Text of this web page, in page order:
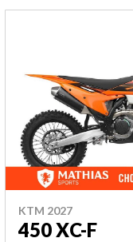
KTM 2027
450 XC-F